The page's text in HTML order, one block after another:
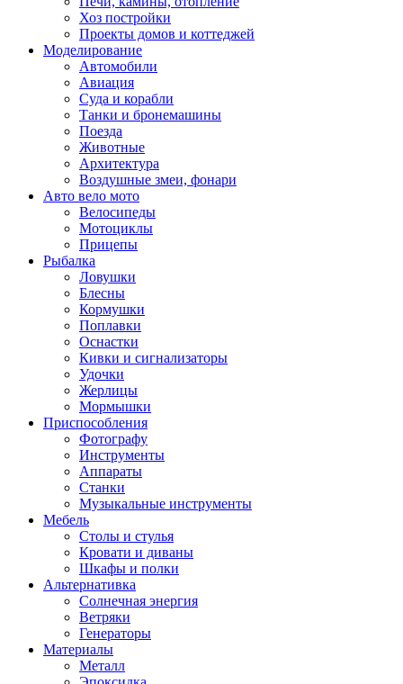
Хоз постройки
Проекты домов и коттеджей
Моделирование
Автомобили
Авиация
Суда и корабли
Танки и бронемашины
Поезда
Животные
Архитектура
Воздушные змеи, фонари
Авто вело мото
Велосипеды
Мотоциклы
Прицепы
Рыбалка
Ловушки
Блесны
Кормушки
Поплавки
Оснастки
Кивки и сигнализаторы
Удочки
Жерлицы
Мормышки
Приспособления
Фотографу
Инструменты
Аппараты
Станки
Музыкальные инструменты
Мебель
Столы и стулья
Кровати и диваны
Шкафы и полки
Альтернативка
Солнечная энергия
Ветряки
Генераторы
Материалы
Металл